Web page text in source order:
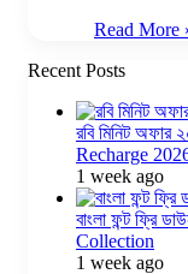
Read More
Recent Posts
রবি মিনিট
Recharge
1 week ago
বাংলা ফন্ট ফ্রি
Collection
1 week ago